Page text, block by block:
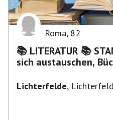
Roma, 82
📚 LITERATUR 📚 STAMMTISCH - BRUNCH -
sich austauschen,
Lichterfelde,